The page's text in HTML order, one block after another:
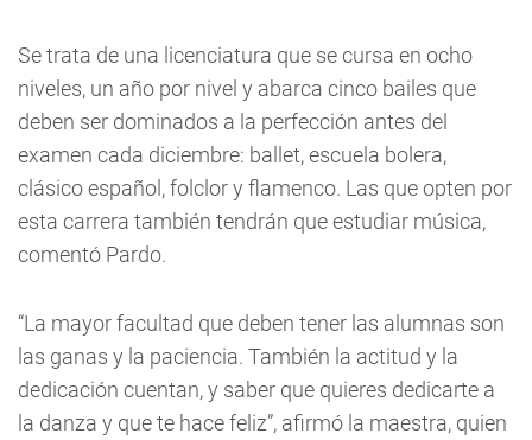
Se trata de una licenciatura que se cursa en ocho
niveles, un año por nivel y abarca cinco bailes que
deben ser dominados a la perfección antes del
examen cada diciembre: ballet, escuela bolera,
clásico español, folclor y flamenco. Las que opten por
esta carrera también tendrán que estudiar música,
comentó Pardo.
“La mayor facultad que deben tener las alumnas son
las ganas y la paciencia. También la actitud y la
dedicación cuentan, y saber que quieres dedicarte a
la danza y que te hace feliz”, afirmó la maestra, quien